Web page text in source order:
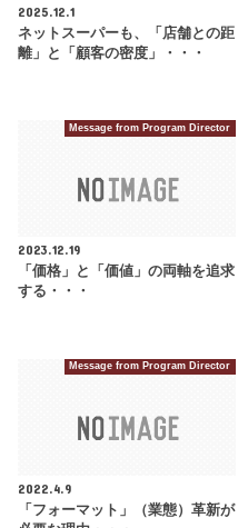
2025.12.1
ネットスーパーも、「店舗との距
離」と「顧客の密度」・・・
Message from Program Director
2023.12.19
「価格」と「価値」の両軸を追求
する・・・
Message from Program Director
2022.4.9
「フォーマット」（業態）革新が